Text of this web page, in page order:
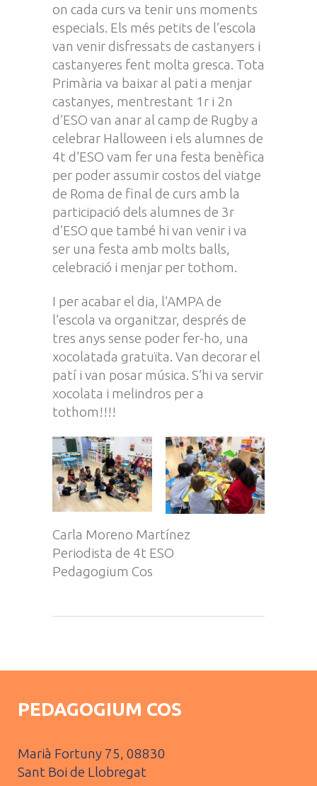
on cada curs va tenir uns moments
especials. Els més petits de l’escola
van venir disfressats de castanyers i
castanyeres fent molta gresca. Tota
Primària va baixar al pati a menjar
castanyes, mentrestant 1r i 2n
d’ESO van anar al camp de Rugby a
celebrar Halloween i els alumnes de
4t d’ESO vam fer una festa benèfica
per poder assumir costos del viatge
de Roma de final de curs amb la
participació dels alumnes de 3r
d’ESO que també hi van venir i va
ser una festa amb molts balls,
celebració i menjar per tothom.
I per acabar el dia, l’AMPA de
l’escola va organitzar, després de
tres anys sense poder fer-ho, una
xocolatada gratuïta. Van decorar el
patí i van posar música. S’hi va servir
xocolata i melindros per a
tothom!!!!
Carla Moreno Martínez
Periodista de 4t ESO
Pedagogium Cos
PEDAGOGIUM COS
Marià Fortuny 75, 08830
Sant Boi de Llobregat